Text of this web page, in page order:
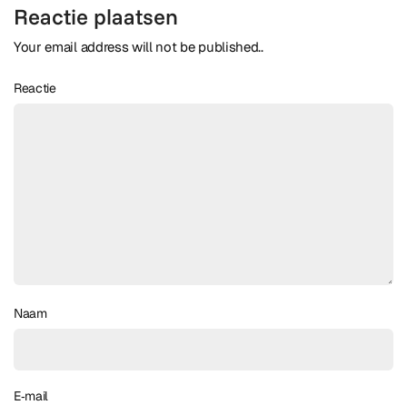
Reactie plaatsen
Your email address will not be published..
Reactie
Naam
E‑mail